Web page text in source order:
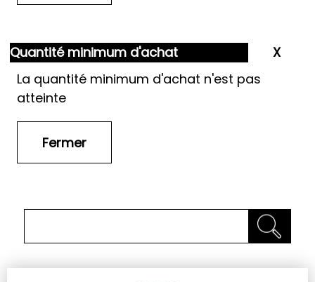
Quantité minimum d'achat
La quantité minimum d'achat n'est pas
atteinte